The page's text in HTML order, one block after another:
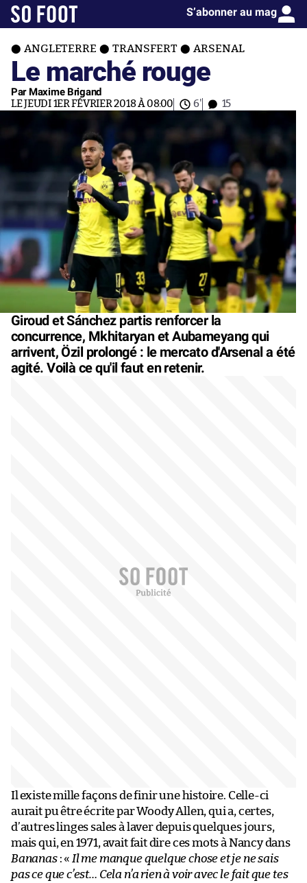
S’abonner au mag
ANGLETERRE TRANSFERT ARSENAL
Le marché rouge
Par Maxime Brigand
LE JEUDI 1ER FÉVRIER 2018 À 08:00 6' 15
Giroud et Sánchez partis renforcer la
concurrence, Mkhitaryan et Aubameyang qui
arrivent, Özil prolongé : le mercato d'Arsenal a été
agité. Voilà ce qu'il faut en retenir.
Il existe mille façons de finir une histoire. Celle-ci
aurait pu être écrite par Woody Allen, qui a, certes,
d’autres linges sales à laver depuis quelques jours,
mais qui, en 1971, avait fait dire ces mots à Nancy dans
Bananas: « Il me manque quelque chose et je ne sais
pas ce que c’est… Cela n’a rien à voir avec le fait que tes